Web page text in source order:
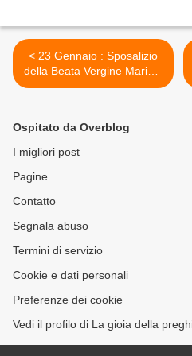
< 23 Gennaio : Sposalizio
della Beata Vergine Maria e
di San Giuseppe -
Ospitato da Overblog
I migliori post
Pagine
Contatto
Segnala abuso
Termini di servizio
Cookie e dati personali
Preferenze dei cookie
Vedi il profilo di La gioia della